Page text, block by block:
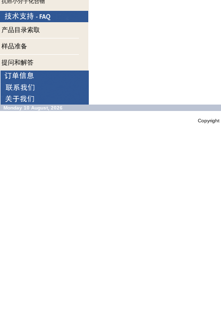
产品目录索取
样品准备
提问和解答
Monday 10 August, 2026